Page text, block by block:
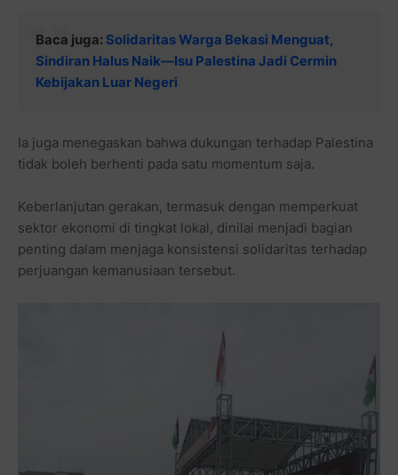
Baca juga: Solidaritas Warga Bekasi Menguat,
Sindiran Halus Naik—Isu Palestina Jadi Cermin
Kebijakan Luar Negeri
Ia juga menegaskan bahwa dukungan terhadap Palestina
tidak boleh berhenti pada satu momentum saja.
Keberlanjutan gerakan, termasuk dengan memperkuat
sektor ekonomi di tingkat lokal, dinilai menjadi bagian
penting dalam menjaga konsistensi solidaritas terhadap
perjuangan kemanusiaan tersebut.